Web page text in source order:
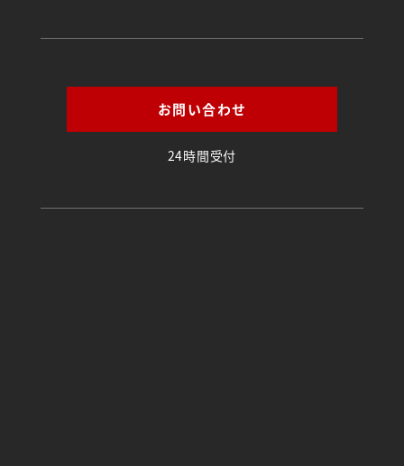
お問い合わせ
24時間受付